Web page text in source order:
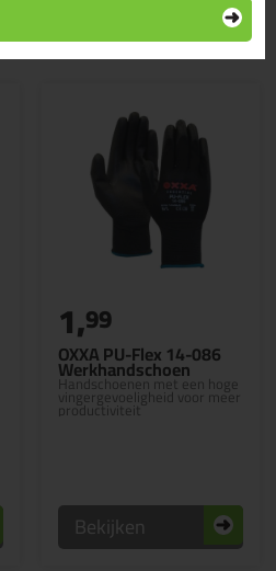
OXXA PU-Flex 14-086
Werkhandschoen
Handschoenen met een hoge
vingergevoeligheid voor meer
productiviteit
1,99
Bekijken